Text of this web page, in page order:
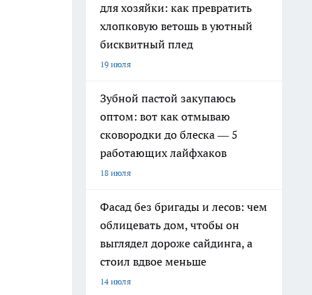
для хозяйки: как превратить
хлопковую ветошь в уютный
бисквитный плед
19 июля
Зубной пастой закупаюсь
оптом: вот как отмываю
сковородки до блеска — 5
работающих лайфхаков
18 июля
Фасад без бригады и лесов: чем
облицевать дом, чтобы он
выглядел дороже сайдинга, а
стоил вдвое меньше
14 июля